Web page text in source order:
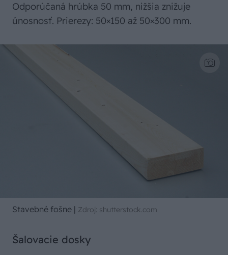
Odporúčaná hrúbka 50 mm, nižšia znižuje
únosnosť. Prierezy: 50×150 až 50×300 mm.
Stavebné fošne | Zdroj: shutterstock.com
Šalovacie dosky